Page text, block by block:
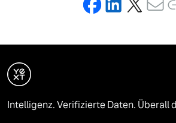
Intelligenz. Verifizierte Daten. Überall